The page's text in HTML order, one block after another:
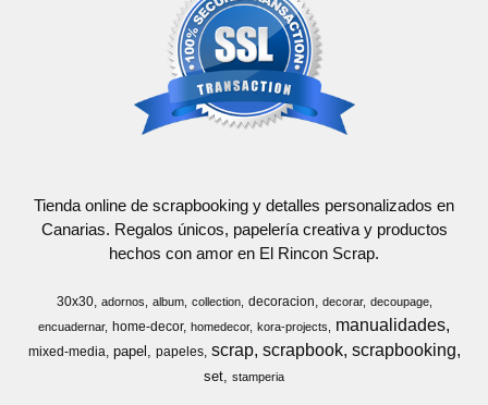
Tienda online de scrapbooking y detalles personalizados en
Canarias. Regalos únicos, papelería creativa y productos
hechos con amor en El Rincon Scrap.
30x30 adornos album collection decoracion decorar
decoupage
encuadernar home-decor homedecor kora-projects manualidades
mixed-media papel papeles scrap scrapbook scrapbooking
set stamperia